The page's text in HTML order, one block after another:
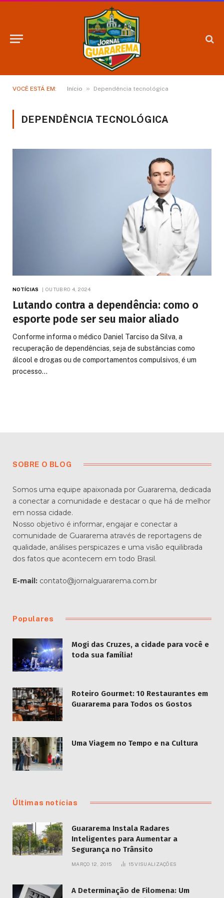
VOCÊ ESTÁ EM: Início » Dependência tecnológica
DEPENDÊNCIA TECNOLÓGICA
NOTÍCIAS OUTUBRO 4, 2024
Lutando contra a dependência: como o
esporte pode ser seu maior aliado
Conforme informa o médico Daniel Tarciso da Silva, a
recuperação de dependências, seja de substâncias como
álcool e drogas ou de comportamentos compulsivos, é um
processo…
SOBRE O BLOG
Somos uma equipe apaixonada por Guararema, dedicada
a conectar a comunidade e destacar o que há de melhor
em nossa cidade.
Nosso objetivo é informar, engajar e conectar a
comunidade de Guararema através de reportagens de
qualidade, análises perspicazes e uma visão equilibrada
dos fatos que acontecem em todo Brasil.
E-mail: contato@jornalguararema.com.br
Populares
Mogi das Cruzes, a cidade para você e
toda sua família!
Roteiro Gourmet: 10 Restaurantes em
Guararema para Todos os Gostos
Uma Viagem no Tempo e na Cultura
Últimas notícias
Guararema Instala Radares
Inteligentes para Aumentar a
Segurança no Trânsito
MARÇO 12, 2015 15VISUALIZAÇÕES
A Determinação de Filomena: Um